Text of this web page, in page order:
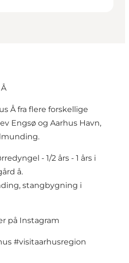
Å fra flere forskellige
Engsø og Aarhus Havn,
- 1/2 års - 1 års i
å.
stangbygning i
på Instagram
#visitaarhusregion